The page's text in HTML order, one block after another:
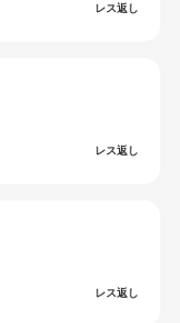
レス返し
レス返し
レス返し